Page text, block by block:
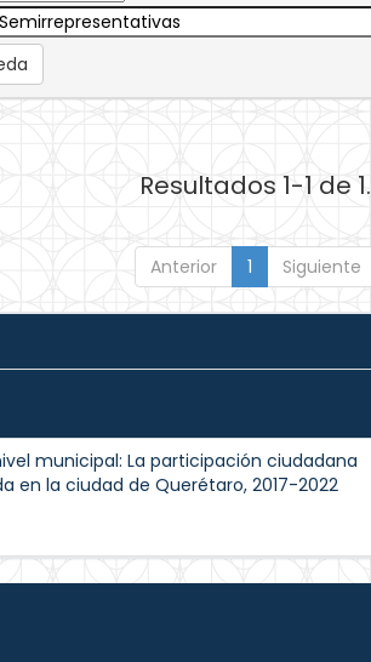
Resultados 1-1 de 1.
Anterior 1 Siguiente
municipal: La participación ciudadana
en la ciudad de Querétaro, 2017-2022